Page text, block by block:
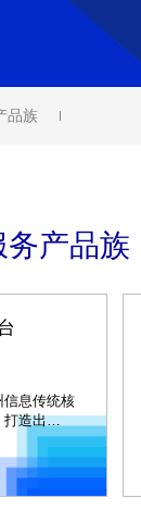
品族
产品族
信息传统核
打造出
智”为一体的